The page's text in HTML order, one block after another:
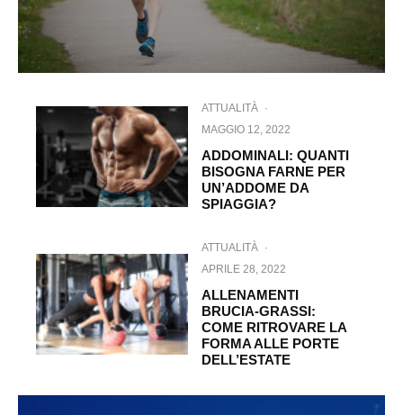
ATTUALITÀ ·
MAGGIO 12, 2022
ADDOMINALI: QUANTI
BISOGNA FARNE PER
UN’ADDOME DA
SPIAGGIA?
ATTUALITÀ ·
APRILE 28, 2022
ALLENAMENTI
BRUCIA-GRASSI:
COME RITROVARE LA
FORMA ALLE PORTE
DELL’ESTATE